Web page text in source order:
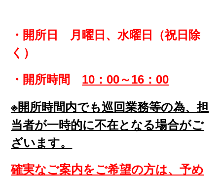
・開所日 月曜日、水曜日 （祝日除
く）
・開所時間
10：00～16：00
※開所時間内でも巡回業務等の為、担
当者が一時的に不在となる場合がご
ざいます。
確実なご案内をご希望の方は、予め